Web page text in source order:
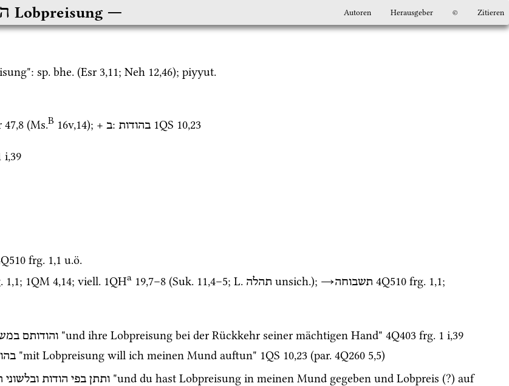
Lobpreisung Autoren Herausgeber © Zitieren
sp. bhe. (Esr 3,11; Neh 12,46); piyyut.
47,8 (Ms.B 16v,14); + ב: בהודות 1QS 10,23
i,39
frg. 1,1 u.ö.
1,1; 1QM 4,14; viell. 1QHa 19,7–8 (Suk. 11,4–5; L. תהלה unsich.); →תשבוחה 4Q510 frg. 1,1
והודותם "und ihre Lobpreisung bei der Rückkehr seiner mächtigen Hand" 4Q403 frg. 1 i,39
"mit Lobpreisung will ich meinen Mund auftun" 1QS 10,23 (par. 4Q260 5,5)
ותתן בפי הודות ובלשוני
"und du hast Lobpreisung in meinen Mund gegeben und Lobpreis (?) auf